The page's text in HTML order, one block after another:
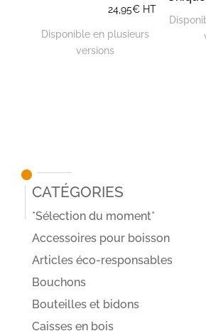
24,95€ HT
Disponible en plusieurs
versions
Catégories
*Sélection du moment*
Accessoires pour boisson
Articles éco-responsables
Bouchons
Bouteilles et bidons
Caisses en bois